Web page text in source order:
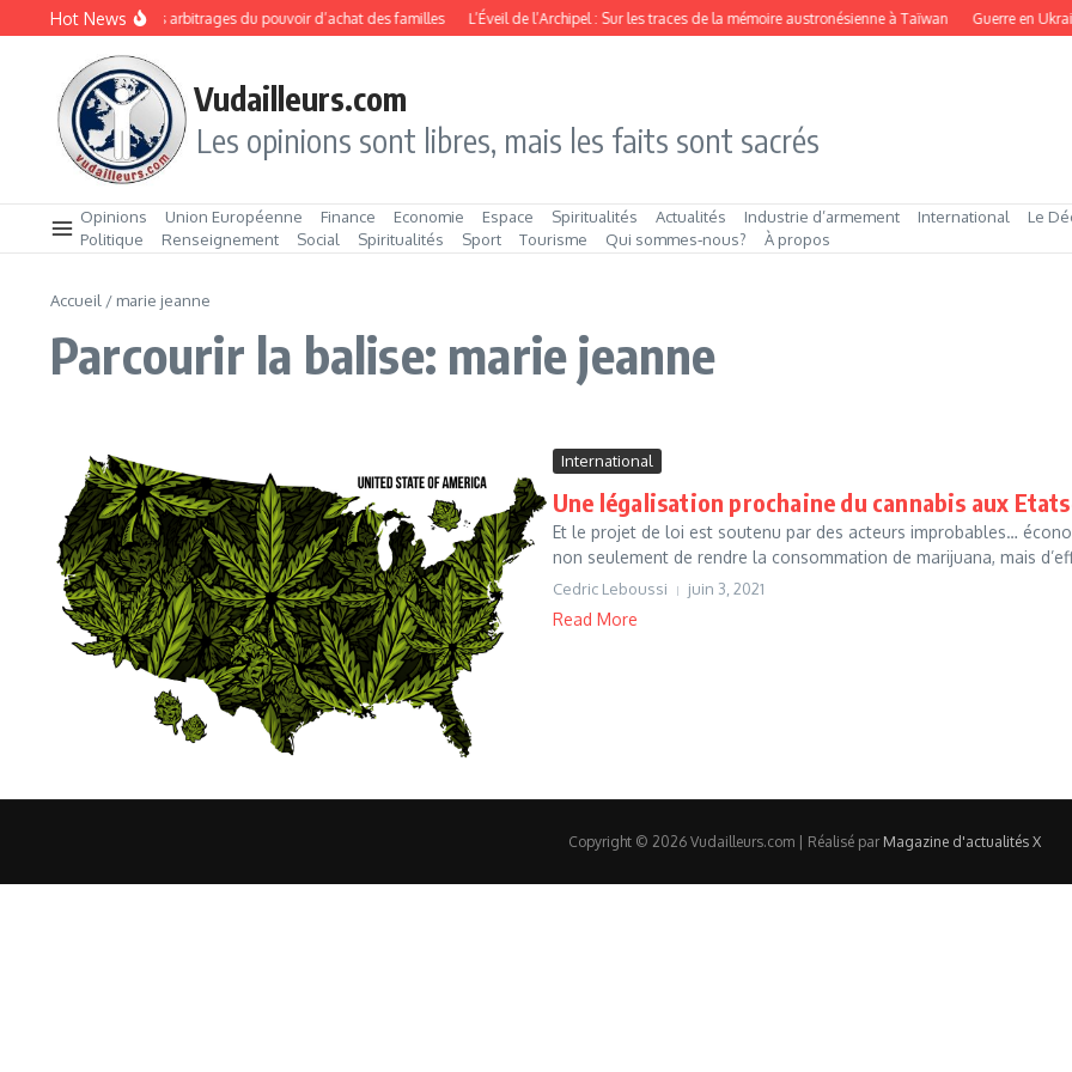
Aller au contenu
Hot News
Rentrée 2026 : les arbitrages du pouvoir d’achat des familles L’Éveil de l’Archipel : Sur les traces de la mémoire austronésienne à Taïwan Guerre en
Vudailleurs.com
Les opinions sont libres, mais les faits sont sacrés
Opinions Union Européenne Finance Economie Espace Spiritualités Actualités Industrie d’armement International Le
Politique
Renseignement Social Spiritualités Sport Tourisme Qui sommes‑nous? À propos
Accueil / marie jeanne
Parcourir la balise: marie jeanne
International
Une légalisation prochaine du cannabis aux
Et le projet de loi est soutenu par des acteurs improbables…
non seulement de rendre la consommation de marijuana, mais
Cedric Leboussi juin 3, 2021
Read More
Copyright © 2026 Vudailleurs.com | Réalisé par Magazine d'actualités X